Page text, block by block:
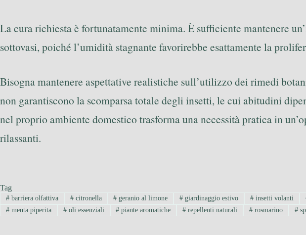
La cura richiesta è fortunatamente minima. È sufficiente mantenere
sottovasi, poiché l’umidità stagnante favorirebbe esattamente la
Bisogna mantenere aspettative realistiche sull’utilizzo dei rimedi
non garantiscono la scomparsa totale degli insetti, le cui abitudini
nel proprio ambiente domestico trasforma una necessità pratica in
rilassanti.
Tag
#barriera olfattiva #citronella # geranio al limone # giardinaggio estivo # insetti volanti
#menta piperita #oli essenziali # piante aromatiche # repellenti naturali # rosmarino #